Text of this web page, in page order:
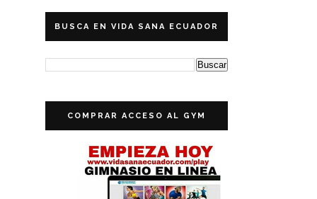
BUSCA EN VIDA SANA ECUADOR
COMPRAR ACCESO AL GYM